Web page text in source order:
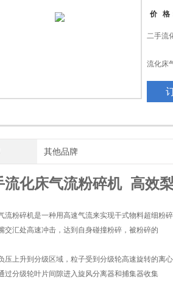
价 格
二手流
流化床
冲击
片间
其他品牌
流化床气流粉碎机 高效
流粉碎机是一种用高速气流来实现干式物料超细粉
交汇处高速冲击，达到自身碰撞粉碎，被粉碎的
压上升到分级区域，粒子受到分级轮高速旋转的离
过分级轮叶片间隙进入旋风分离器和捕集器收集